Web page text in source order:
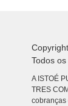
Todos
A ISTOÉ
TRES
cobranças